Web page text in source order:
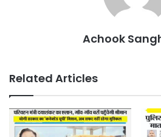
Achook
Related Articles